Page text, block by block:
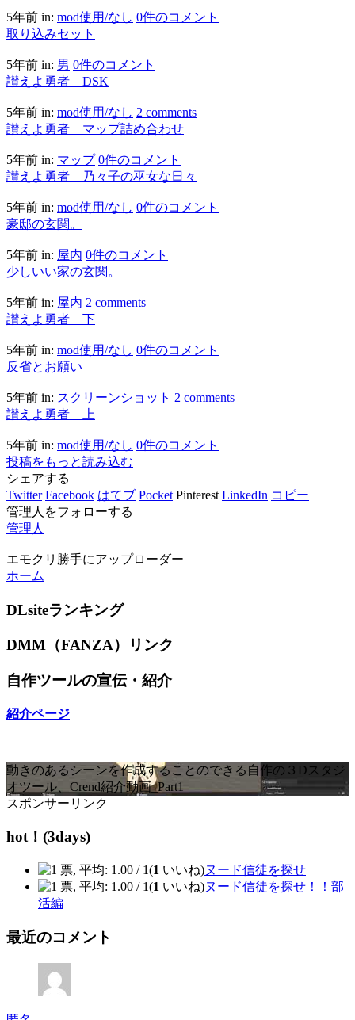
5年前 in: mod使用/なし 0件のコメント
取り込みセット
5年前 in: 男 0件のコメント
讃えよ勇者 DSK
5年前 in: mod使用/なし 2 comments
讃えよ勇者 マップ詰め合わせ
5年前 in: マップ 0件のコメント
讃えよ勇者 乃々子の巫女な日々
5年前 in: mod使用/なし 0件のコメント
豪邸の玄関。
5年前 in: 屋内 0件のコメント
少しいい家の玄関。
5年前 in: 屋内 2 comments
讃えよ勇者 下
5年前 in: mod使用/なし 0件のコメント
反省とお願い
5年前 in: スクリーンショット 2 comments
讃えよ勇者 上
5年前 in: mod使用/なし 0件のコメント
投稿をもっと読み込む
シェアする
Twitter Facebook はてブ Pocket Pinterest LinkedIn コピー
管理人をフォローする
管理人
エモクリ勝手にアップローダー
ホーム
DLsiteランキング
DMM（FANZA）リンク
自作ツールの宣伝・紹介
紹介ページ
動きのあるシーンを作成することのできる自作の３Dスタジ
オツール、Crend紹介動画_Part1
スポンサーリンク
hot！(3days)
(1 いいね)ヌード信徒を探せ
(1 いいね)ヌード信徒を探せ！！部
活編
最近のコメント